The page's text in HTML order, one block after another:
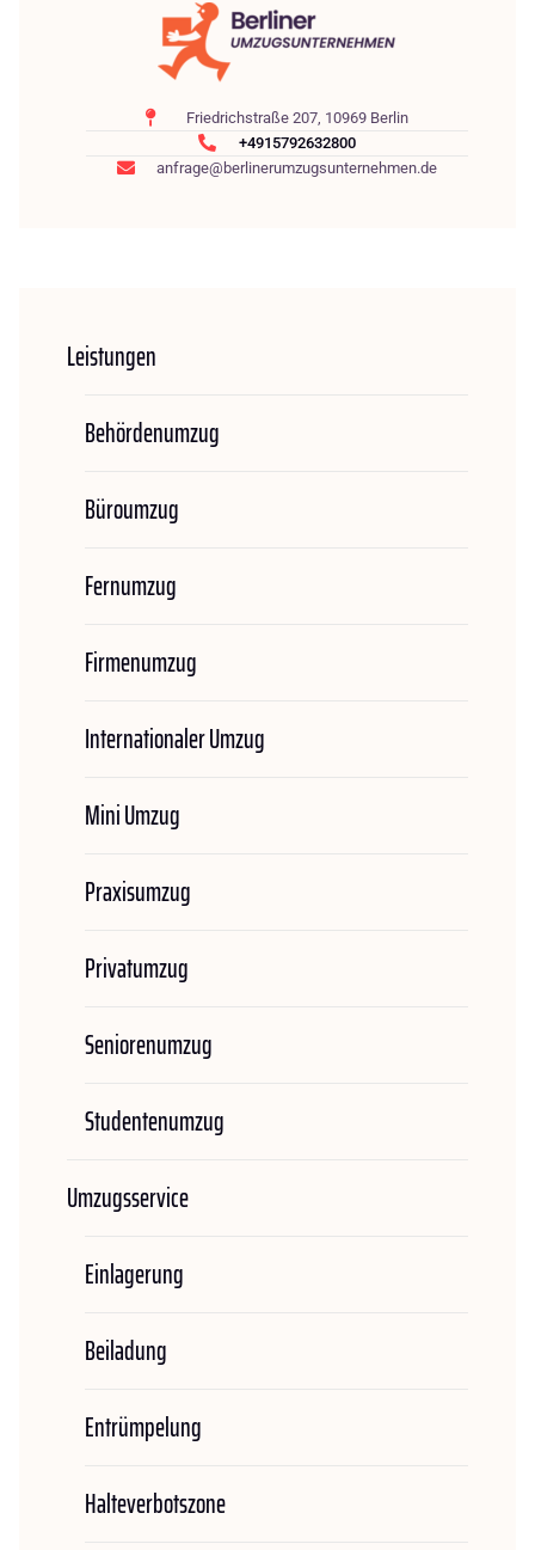
Friedrichstraße 207, 10969 Berlin
+4915792632800
anfrage@berlinerumzugsunternehmen.de
Leistungen
Behördenumzug
Büroumzug
Fernumzug
Firmenumzug
Internationaler Umzug
Mini Umzug
Praxisumzug
Privatumzug
Seniorenumzug
Studentenumzug
Umzugsservice
Einlagerung
Beiladung
Entrümpelung
Halteverbotszone